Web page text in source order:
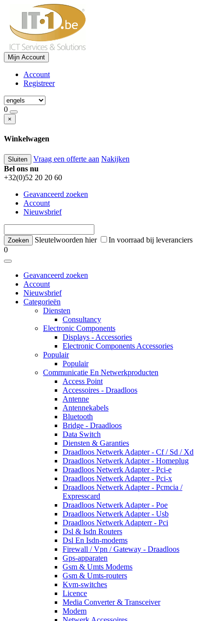
Mijn Account
Account
Registreer
0
×
Winkelwagen
Sluiten Vraag een offerte aan Nakijken
Bel ons nu
+32(0)52 20 20 60
Geavanceerd zoeken
Account
Nieuwsbrief
Sleutelwoorden hier
In voorraad bij leveranciers
0
Geavanceerd zoeken
Account
Nieuwsbrief
Categorieën
Diensten
Consultancy
Electronic Components
Displays - Accessories
Electronic Components Accessories
Populair
Populair
Communicatie En Netwerkproducten
Access Point
Accessoires - Draadloos
Antenne
Antennekabels
Bluetooth
Bridge - Draadloos
Data Switch
Diensten & Garanties
Draadloos Netwerk Adapter - Cf / Sd / Xd
Draadloos Netwerk Adapter - Homeplug
Draadloos Netwerk Adapter - Pci-e
Draadloos Netwerk Adapter - Pci-x
Draadloos Netwerk Adapter - Pcmcia /
Expresscard
Draadloos Netwerk Adapter - Poe
Draadloos Netwerk Adapter - Usb
Draadloos Netwerk Adapterr - Pci
Dsl & Isdn Routers
Dsl En Isdn-modems
Firewall / Vpn / Gateway - Draadloos
Gps-apparaten
Gsm & Umts Modems
Gsm & Umts-routers
Kvm-switches
Licence
Media Converter & Transceiver
Modem